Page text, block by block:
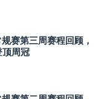
赛第三周赛程回顾，
周冠